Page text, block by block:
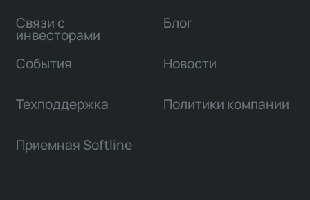
Связи с
инвесторами
Блог
События Новости
Техподдержка Политики компании
Приемная Softline